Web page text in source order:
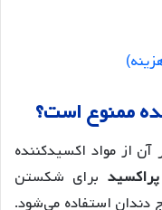
ممنوع است؟
از مواد اکسیدکننده
پراکسید برای شکستن
دندان استفاده می‌شود.